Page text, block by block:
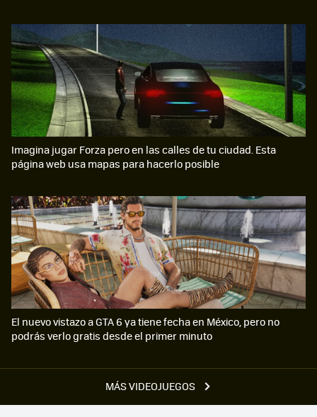
MÁS VIDEOJUEGOS
Imagina jugar Forza pero en las calles de tu ciudad. Esta
página web usa mapas para hacerlo posible
El nuevo vistazo a GTA 6 ya tiene fecha en México, pero no
podrás verlo gratis desde el primer minuto